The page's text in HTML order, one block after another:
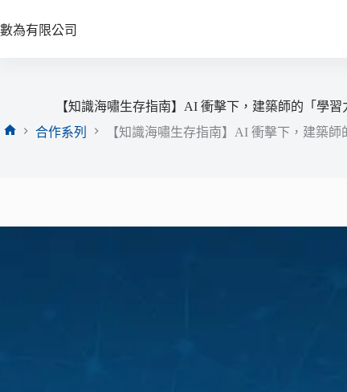
至
數為有限公司
【知識海嘯生存指南】AI 衝擊下，建築師的「學
合作系列 【知識海嘯生存指南】AI 衝擊下，建築